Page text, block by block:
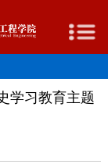
学习教育主题